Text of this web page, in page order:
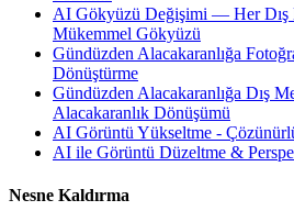
AI Gökyüzü Değişimi — Her Dış
Mükemmel Gökyüzü
Gündüzden Alacakaranlığa
Dönüştürme
Gündüzden Alacakaranlığa Dış
Alacakaranlık Dönüşümü
AI Görüntü Yükseltme -
AI ile Görüntü Düzeltme &
Nesne Kaldırma